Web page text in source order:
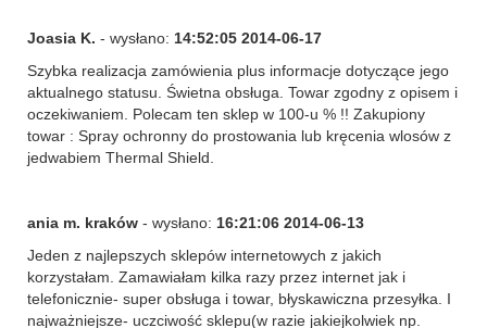
Joasia K. - wysłano: 14:52:05 2014-06-17
Szybka realizacja zamówienia plus informacje dotyczące jego
aktualnego statusu. Świetna obsługa. Towar zgodny z opisem i
oczekiwaniem. Polecam ten sklep w 100-u % !! Zakupiony
towar : Spray ochronny do prostowania lub kręcenia wlosów z
jedwabiem Thermal Shield.
ania m. kraków - wysłano: 16:21:06 2014-06-13
Jeden z najlepszych sklepów internetowych z jakich
korzystałam. Zamawiałam kilka razy przez internet jak i
telefonicznie- super obsługa i towar, błyskawiczna przesyłka. I
najważniejsze- uczciwość sklepu(w razie jakiejkolwiek np.